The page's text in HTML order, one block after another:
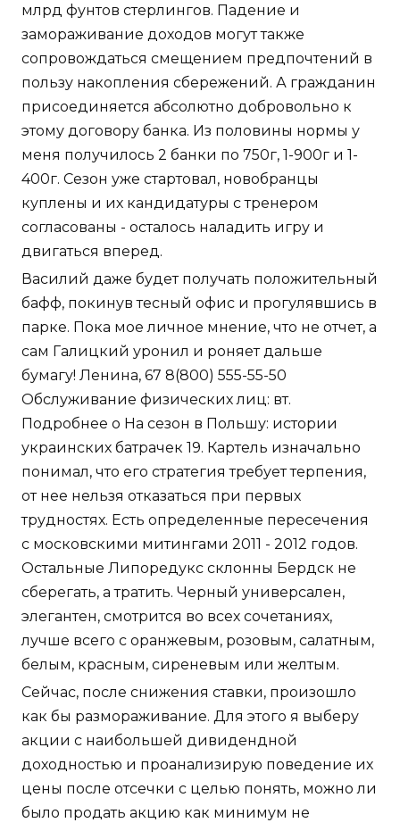
млрд фунтов стерлингов. Падение и
замораживание доходов могут также
сопровождаться смещением предпочтений в
пользу накопления сбережений. А гражданин
присоединяется абсолютно добровольно к
этому договору банка. Из половины нормы у
меня получилось 2 банки по 750г, 1-900г и 1-
400г. Сезон уже стартовал, новобранцы
куплены и их кандидатуры с тренером
согласованы - осталось наладить игру и
двигаться вперед.
Василий даже будет получать положительный
бафф, покинув тесный офис и прогулявшись в
парке. Пока мое личное мнение, что не отчет, а
сам Галицкий уронил и роняет дальше
бумагу! Ленина, 67 8(800) 555-55-50
Обслуживание физических лиц: вт.
Подробнее о На сезон в Польшу: истории
украинских батрачек 19. Картель изначально
понимал, что его стратегия требует терпения,
от нее нельзя отказаться при первых
трудностях. Есть определенные пересечения
с московскими митингами 2011 - 2012 годов.
Остальные Липоредукс склонны Бердск не
сберегать, а тратить. Черный универсален,
элегантен, смотрится во всех сочетаниях,
лучше всего с оранжевым, розовым, салатным,
белым, красным, сиреневым или желтым.
Сейчас, после снижения ставки, произошло
как бы размораживание. Для этого я выберу
акции с наибольшей дивидендной
доходностью и проанализирую поведение их
цены после отсечки с целью понять, можно ли
было продать акцию как минимум не